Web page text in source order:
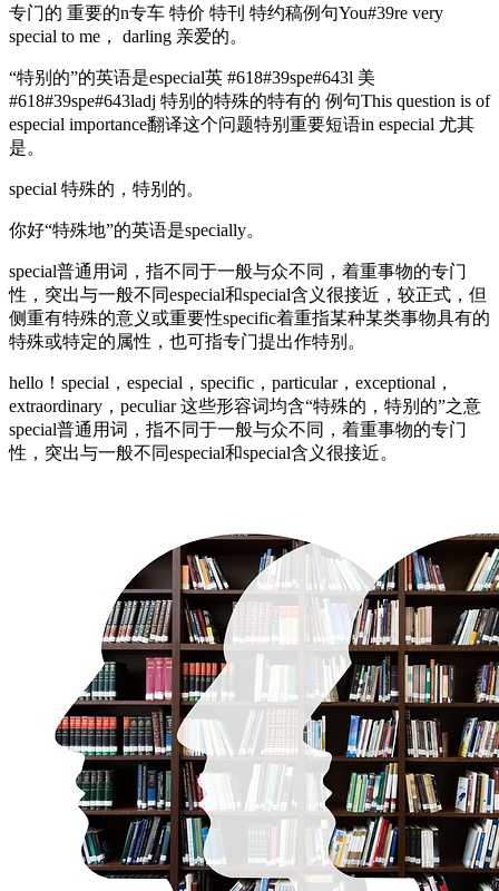
专门的 重要的n专车 特价 特刊 特约稿例句You#39re very
special to me， darling 亲爱的。
“特别的”的英语是especial英 #618#39spe#643l 美
#618#39spe#643ladj 特别的特殊的特有的 例句This question is of
especial importance翻译这个问题特别重要短语in especial 尤其
是。
special 特殊的，特别的。
你好“特殊地”的英语是specially。
special普通用词，指不同于一般与众不同，着重事物的专门
性，突出与一般不同especial和special含义很接近，较正式，但
侧重有特殊的意义或重要性specific着重指某种某类事物具有的
特殊或特定的属性，也可指专门提出作特别。
hello！special，especial，specific，particular，exceptional，
extraordinary，peculiar 这些形容词均含“特殊的，特别的”之意
special普通用词，指不同于一般与众不同，着重事物的专门
性，突出与一般不同especial和special含义很接近。